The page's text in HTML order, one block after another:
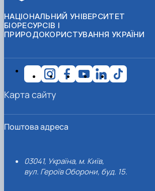
НАЦІОНАЛЬНИЙ УНІВЕРСИТЕТ
БІОРЕСУРСІВ І
ПРИРОДОКОРИСТУВАННЯ УКРАЇНИ
Поштова адреса
03041, Україна, м. Київ,
вул. Героїв Оборони, буд. 15.
Карта сайту